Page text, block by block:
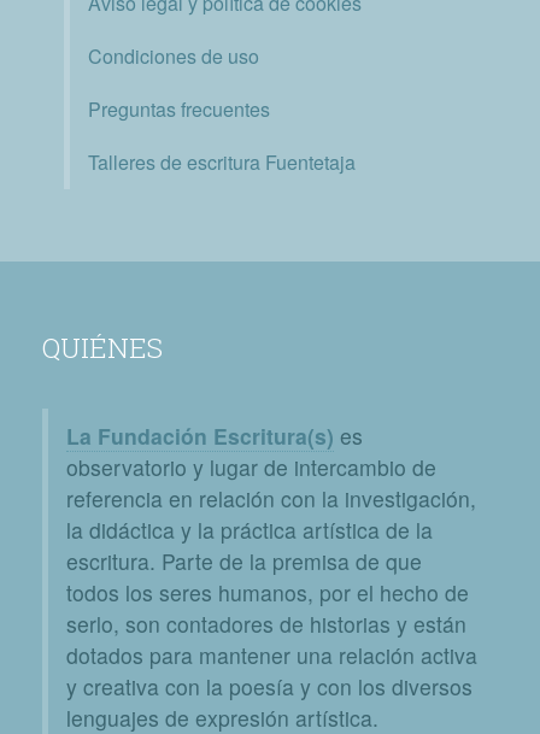
Condiciones de uso
Preguntas frecuentes
Talleres de escritura Fuentetaja
QUIÉNES
La Fundación Escritura(s) es
observatorio y lugar de intercambio de
referencia en relación con la investigación,
la didáctica y la práctica artística de la
escritura. Parte de la premisa de que
todos los seres humanos, por el hecho de
serlo, son contadores de historias y están
dotados para mantener una relación activa
y creativa con la poesía y con los diversos
lenguajes de expresión artística.